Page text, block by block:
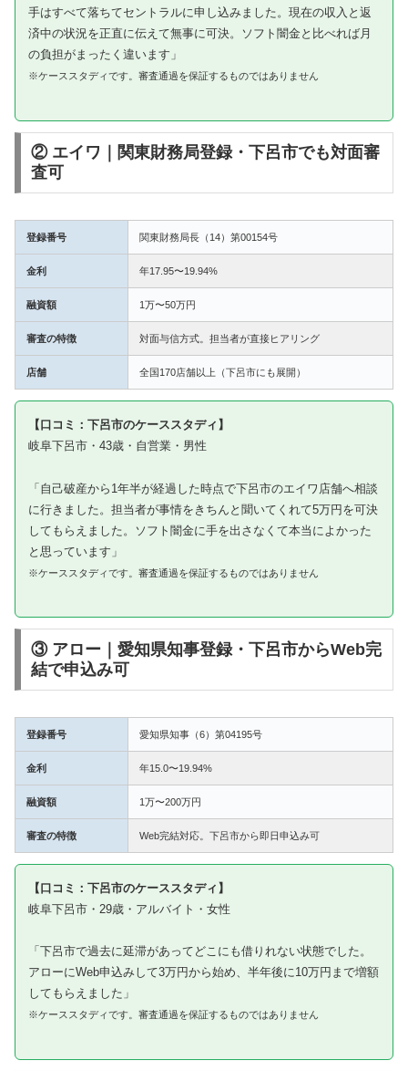
手はすべて落ちてセントラルに申し込みました。現在の収入と返
済中の状況を正直に伝えて無事に可決。ソフト闇金と比べれば月
の負担がまったく違います」
※ケーススタディです。審査通過を保証するものではありません
② エイワ｜関東財務局登録・下呂市でも対面審
査可
登録番号 関東財務局長（14）第00154号
金利 年17.95〜19.94%
融資額 1万〜50万円
審査の特徴 対面与信方式。担当者が直接ヒアリング
店舗 全国170店舗以上（下呂市にも展開）
【口コミ：下呂市のケーススタディ】
岐阜下呂市・43歳・自営業・男性
「自己破産から1年半が経過した時点で下呂市のエイワ店舗へ相談
に行きました。担当者が事情をきちんと聞いてくれて5万円を可決
してもらえました。ソフト闇金に手を出さなくて本当によかった
と思っています」
※ケーススタディです。審査通過を保証するものではありません
③ アロー｜愛知県知事登録・下呂市からWeb完
結で申込み可
登録番号 愛知県知事（6）第04195号
金利 年15.0〜19.94%
融資額 1万〜200万円
審査の特徴 Web完結対応。下呂市から即日申込み可
【口コミ：下呂市のケーススタディ】
岐阜下呂市・29歳・アルバイト・女性
「下呂市で過去に延滞があってどこにも借りれない状態でした。
アローにWeb申込みして3万円から始め、半年後に10万円まで増額
してもらえました」
※ケーススタディです。審査通過を保証するものではありません